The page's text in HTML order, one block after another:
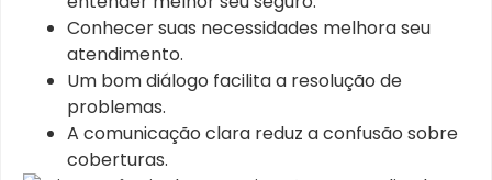
Conhecer suas necessidades melhora seu
atendimento.
Um bom diálogo facilita a resolução de
problemas.
A comunicação clara reduz a confusão sobre
coberturas.